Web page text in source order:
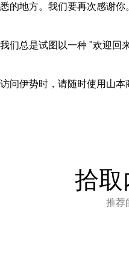
悉的地方。我们要再次感谢你
我们总是试图以一种 "欢迎回
访问伊势时，请随时使用山本
拾取
推荐